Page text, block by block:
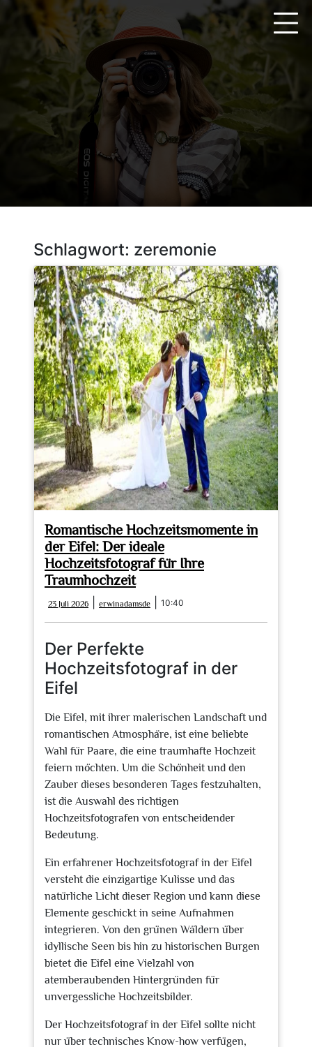
springen
Schlagwort: zeremonie
Romantische Hochzeitsmomente in
der Eifel: Der ideale
Hochzeitsfotograf für Ihre
Traumhochzeit
23 Juli 2026
Juli
2026
erwinadamsde erwinadamsde
10:40
Der Perfekte
Hochzeitsfotograf in der
Eifel
Die Eifel, mit ihrer malerischen Landschaft und
romantischen Atmosphäre, ist eine beliebte
Wahl für Paare, die eine traumhafte Hochzeit
feiern möchten. Um die Schönheit und den
Zauber dieses besonderen Tages festzuhalten,
ist die Auswahl des richtigen
Hochzeitsfotografen von entscheidender
Bedeutung.
Ein erfahrener Hochzeitsfotograf in der Eifel
versteht die einzigartige Kulisse und das
natürliche Licht dieser Region und kann diese
Elemente geschickt in seine Aufnahmen
integrieren. Von den grünen Wäldern über
idyllische Seen bis hin zu historischen Burgen
bietet die Eifel eine Vielzahl von
atemberaubenden Hintergründen für
unvergessliche Hochzeitsbilder.
Der Hochzeitsfotograf in der Eifel sollte nicht
nur über technisches Know-how verfügen,